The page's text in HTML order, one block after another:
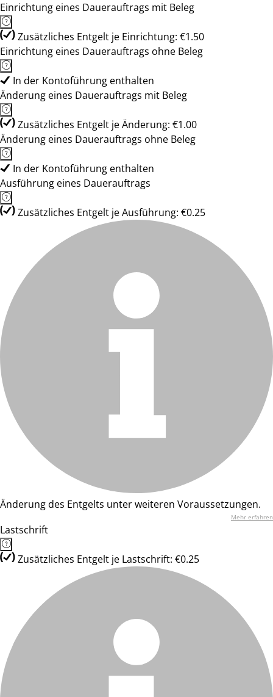
Einrichtung eines Dauerauftrags mit Beleg
Zusätzliches Entgelt je Einrichtung: €1.50
Einrichtung eines Dauerauftrags ohne Beleg
In der Kontoführung enthalten
Änderung eines Dauerauftrags mit Beleg
Zusätzliches Entgelt je Änderung: €1.00
Änderung eines Dauerauftrags ohne Beleg
In der Kontoführung enthalten
Ausführung eines Dauerauftrags
Zusätzliches Entgelt je Ausführung: €0.25
Änderung des Entgelts unter weiteren Voraussetzungen.
Mehr erfahren
Lastschrift
Zusätzliches Entgelt je Lastschrift: €0.25